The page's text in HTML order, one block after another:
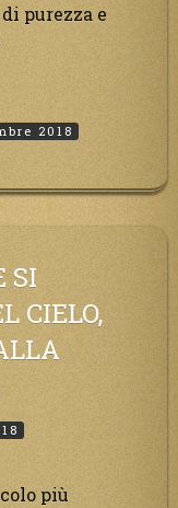
purezza e
2018
SI
CIELO,
più